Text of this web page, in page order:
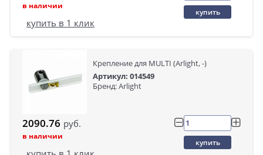
в наличии
купить
купить в 1 клик
Крепление для MULTI (Arlight, -)
Артикул: 014549
Бренд: Arlight
2090.76 руб.
в наличии
купить